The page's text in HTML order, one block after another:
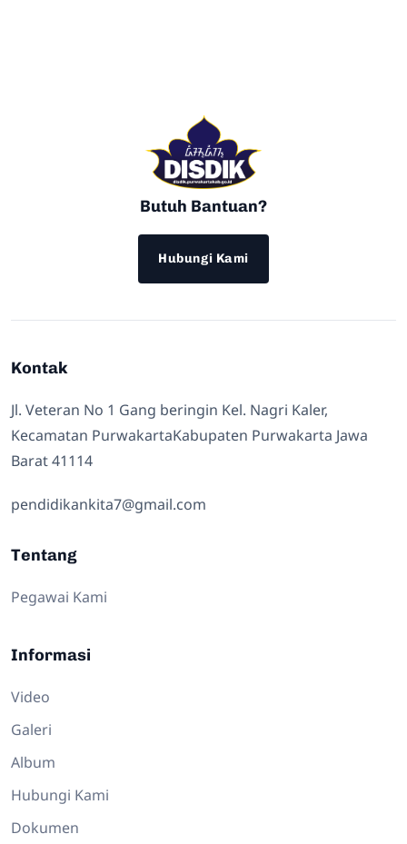
Butuh Bantuan?
Hubungi Kami
Kontak
Jl. Veteran No 1 Gang beringin Kel. Nagri Kaler,
Kecamatan PurwakartaKabupaten Purwakarta Jawa
Barat 41114
pendidikankita7@gmail.com
Tentang
Pegawai Kami
Informasi
Video
Galeri
Album
Hubungi Kami
Dokumen